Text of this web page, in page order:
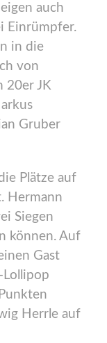
auch
Einrümpfer.
in die
von
20er JK
Gruber
Plätze auf
Hermann
Siegen
können. Auf
Gast
Lollipop
Herrle auf